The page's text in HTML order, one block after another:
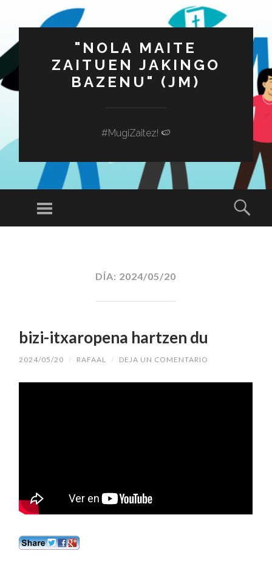
"NOLA MAITE
ZAITUEN JAKINGO
BAZENU" (JM)
#MugiZaitez! 🍉
Menú
DÍA: 2024/05/20
bizi-itxaropena hartzen du
2024/05/20 / RAFAAL / DEJA UN COMENTARIO